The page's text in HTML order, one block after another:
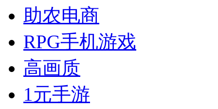
助农电商
RPG手机游戏
高画质
1元手游